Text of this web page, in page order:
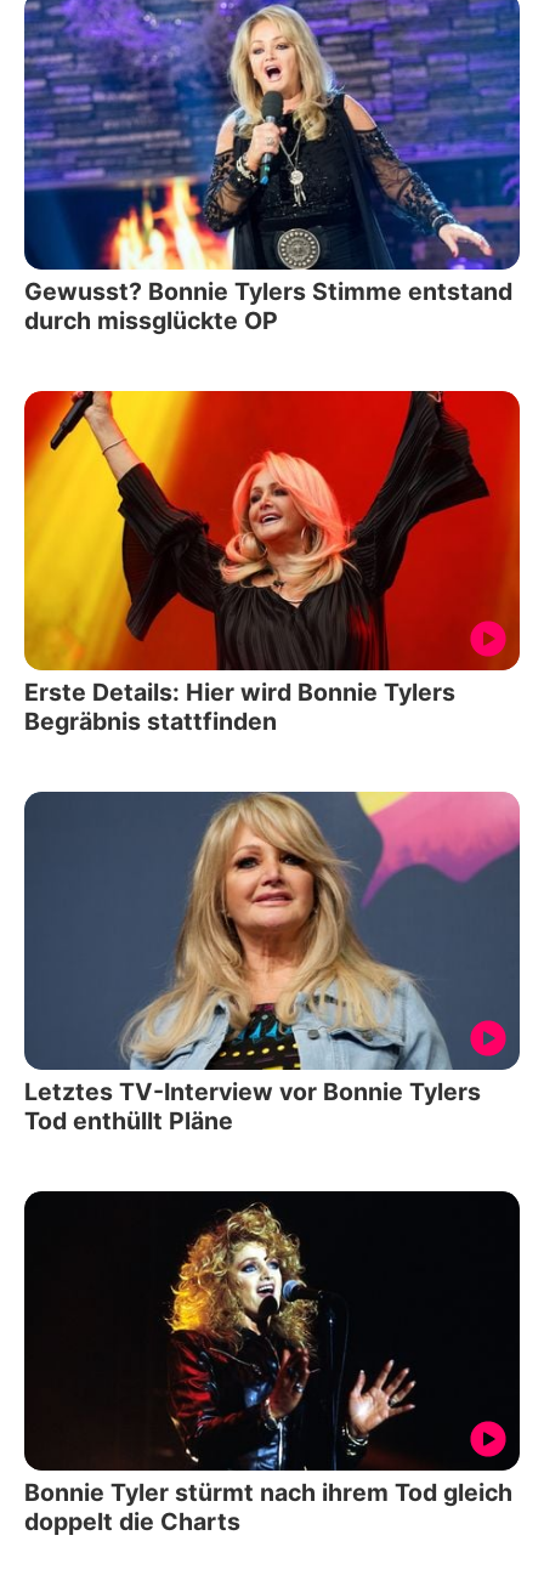
Gewusst? Bonnie Tylers Stimme entstand
durch missglückte OP
Erste Details: Hier wird Bonnie Tylers
Begräbnis stattfinden
Letztes TV-Interview vor Bonnie Tylers
Tod enthüllt Pläne
Bonnie Tyler stürmt nach ihrem Tod gleich
doppelt die Charts